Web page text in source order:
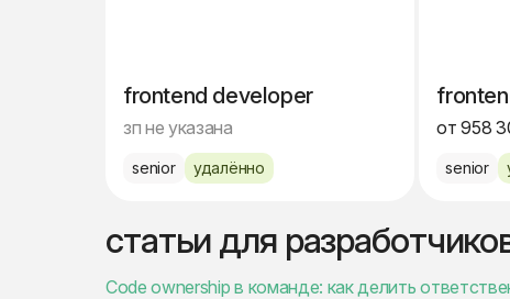
frontend developer
зп не указана
senior удалённо
от 958
senior
статьи для
Code ownership в команде: как делить